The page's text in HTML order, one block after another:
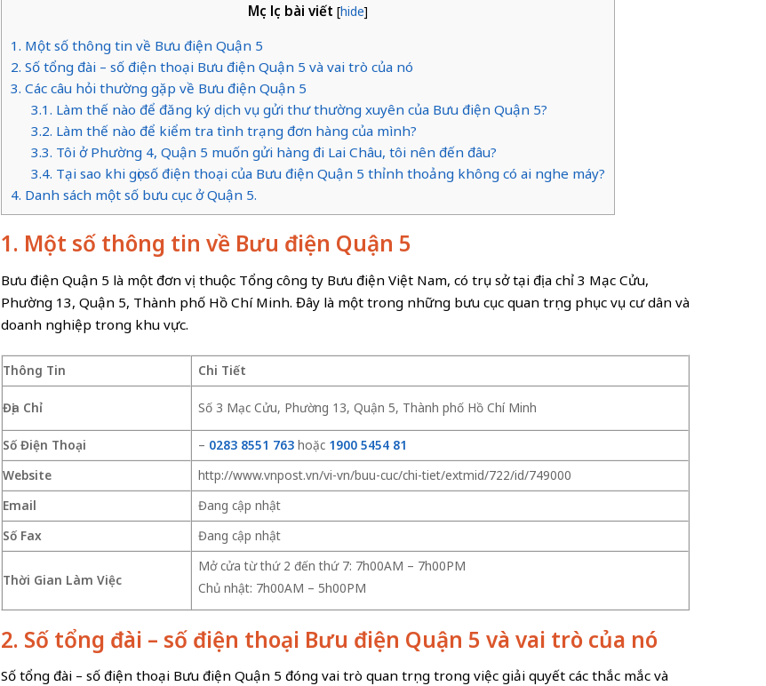
Mục lục bài viết [hide]
1. Một số thông tin về Bưu điện Quận 5
2. Số tổng đài – số điện thoại Bưu điện Quận 5 và vai trò của nó
3. Các câu hỏi thường gặp về Bưu điện Quận 5
3.1. Làm thế nào để đăng ký dịch vụ gửi thư thường xuyên của Bưu điện Quận 5?
3.2. Làm thế nào để kiểm tra tình trạng đơn hàng của mình?
3.3. Tôi ở Phường 4, Quận 5 muốn gửi hàng đi Lai Châu, tôi nên đến đâu?
3.4. Tại sao khi gọi số điện thoại của Bưu điện Quận 5 thỉnh thoảng không có ai nghe máy?
4. Danh sách một số bưu cục ở Quận 5.
1. Một số thông tin về Bưu điện Quận 5
Bưu điện Quận 5 là một đơn vị thuộc Tổng công ty Bưu điện Việt Nam, có trụ sở tại địa chỉ 3 Mạc Cửu,
Phường 13, Quận 5, Thành phố Hồ Chí Minh. Đây là một trong những bưu cục quan trọng phục vụ cư dân và
doanh nghiệp trong khu vực.
Thông Tin Chi Tiết
Địa Chỉ Số 3 Mạc Cửu, Phường 13, Quận 5, Thành phố Hồ Chí Minh
Số Điện Thoại – 0283 8551 763 hoặc 1900 5454 81
Website
http://www.vnpost.vn/vi-vn/buu-cuc/chi-tiet/extmid/722/id/749000
Email
Đang cập nhật
Số Fax
Đang cập nhật
Thời Gian Làm Việc
Mở cửa từ thứ 2 đến thứ 7: 7h00AM – 7h00PM
Chủ nhật: 7h00AM – 5h00PM
2. Số tổng đài – số điện thoại Bưu điện Quận 5 và vai trò của nó
Số tổng đài – số điện thoại Bưu điện Quận 5 đóng vai trò quan trọng trong việc giải quyết các thắc mắc và